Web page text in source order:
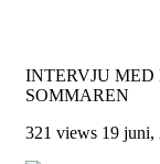
INTERVJU
SOMMAREN
321 views 19 juni,